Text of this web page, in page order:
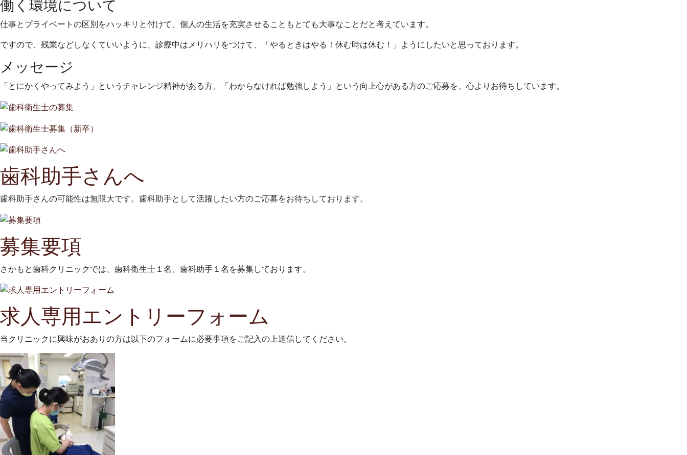
働く環境について
仕事とプライベートの区別をハッキリと付けて、個人の生活を充実させることもとても大事なことだと考えています。
ですので、残業などしなくていいように、診療中はメリハリをつけて、「やるときはやる！休む時は休む！」ようにしたいと思っております。
メッセージ
「とにかくやってみよう」というチャレンジ精神がある方、「わからなければ勉強しよう」という向上心がある方のご応募を、心よりお待ちしています。
歯科助手さんへ
歯科助手さんの可能性は無限大です。歯科助手として活躍したい方のご応募をお待ちしております。
募集要項
さかもと歯科クリニックでは、歯科衛生士１名、歯科助手１名を募集しております。
求人専用エントリーフォーム
当クリニックに興味がおありの方は以下のフォームに必要事項をご記入の上送信してください。